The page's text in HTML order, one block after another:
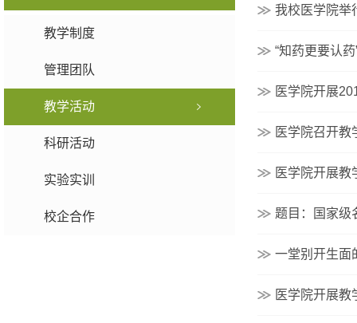
教学制度
管理团队
教学活动
科研活动
实验实训
校企合作
我校医学院举
“知药更要认
医学院开展
医学院召开教
医学院开展教
题目：国家级
一堂别开生面
医学院开展教